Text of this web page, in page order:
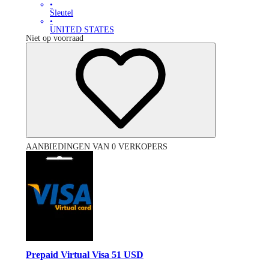
•
Sleutel
•
UNITED STATES
Niet op voorraad
AANBIEDINGEN VAN 0 VERKOPERS
Prepaid Virtual Visa 51 USD